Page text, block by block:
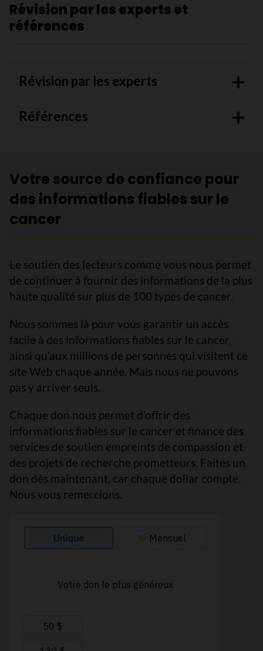
Révision par les experts et
références
Révision par les experts
Références
Votre source de confiance pour
des informations fiables sur le
cancer
Le soutien des lecteurs comme vous nous permet
de continuer à fournir des informations de la plus
haute qualité sur plus de 100 types de cancer.
Nous sommes là pour vous garantir un accès
facile à des informations fiables sur le cancer,
ainsi qu’aux millions de personnes qui visitent ce
site Web chaque année. Mais nous ne pouvons
pas y arriver seuls.
Chaque don nous permet d’offrir des
informations fiables sur le cancer et finance des
services de soutien empreints de compassion et
des projets de recherche prometteurs. Faites un
don dès maintenant, car chaque dollar compte.
Nous vous remercions.